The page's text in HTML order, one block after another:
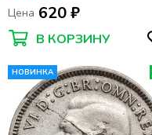
Цена 620 ₽
В КОРЗИНУ
НОВИНКА